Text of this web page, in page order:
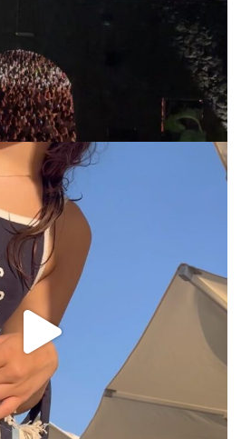
via.carrera
Jul 31